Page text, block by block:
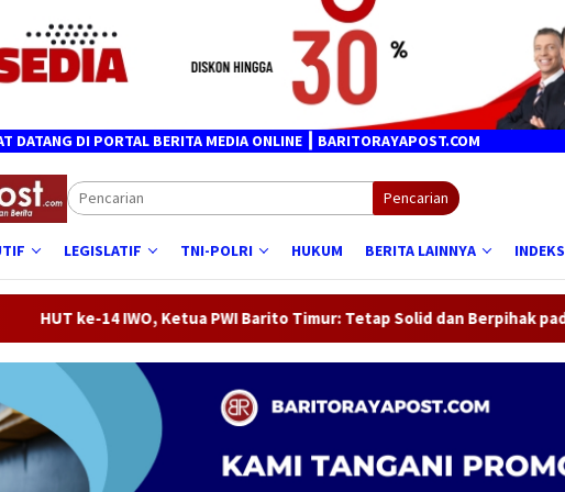
DI PORTAL BERITA MEDIA ONLINE ┃ BARITORAYAPOST.COM
Pencarian
LEGISLATIF TNI-POLRI HUKUM BERITA LAINNYA INDEKS
Ketua PWI Barito Timur: Tetap Solid dan Berpihak pada Kebenaran